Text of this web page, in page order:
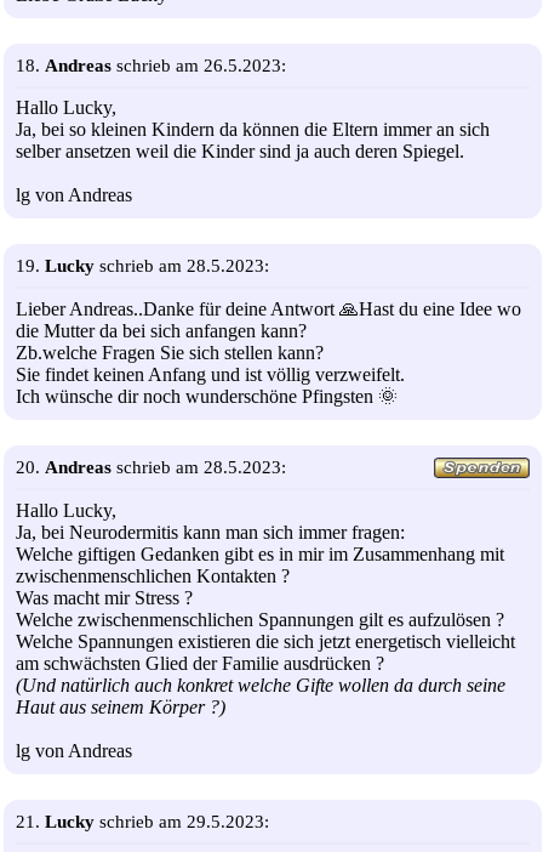
18. Andreas schrieb am 26.5.2023:
Hallo Lucky,
Ja, bei so kleinen Kindern da können die Eltern immer an sich
selber ansetzen weil die Kinder sind ja auch deren Spiegel.
lg von Andreas
19. Lucky schrieb am 28.5.2023:
Lieber Andreas..Danke für deine Antwort 🙏Hast du eine Idee wo
die Mutter da bei sich anfangen kann?
Zb.welche Fragen Sie sich stellen kann?
Sie findet keinen Anfang und ist völlig verzweifelt.
Ich wünsche dir noch wunderschöne Pfingsten 🌞
20. Andreas schrieb am 28.5.2023:
Hallo Lucky,
Ja, bei Neurodermitis kann man sich immer fragen:
Welche giftigen Gedanken gibt es in mir im Zusammenhang mit
zwischenmenschlichen Kontakten ?
Was macht mir Stress ?
Welche zwischenmenschlichen Spannungen gilt es aufzulösen ?
Welche Spannungen existieren die sich jetzt energetisch vielleicht
am schwächsten Glied der Familie ausdrücken ?
(Und natürlich auch konkret welche Gifte wollen da durch seine
Haut aus seinem Körper ?)
lg von Andreas
21. Lucky schrieb am 29.5.2023: